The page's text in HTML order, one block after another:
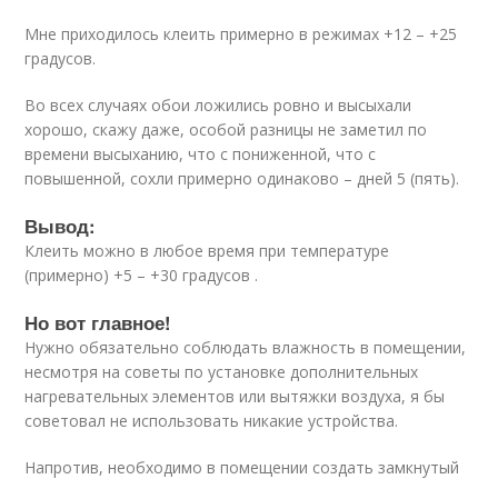
Мне приходилось клеить примерно в режимах +12 – +25
градусов.
Во всех случаях обои ложились ровно и высыхали
хорошо, скажу даже, особой разницы не заметил по
времени высыханию, что с пониженной, что с
повышенной, сохли примерно одинаково – дней 5 (пять).
Вывод:
Клеить можно в любое время при температуре
(примерно) +5 – +30 градусов .
Но вот главное!
Нужно обязательно соблюдать влажность в помещении,
несмотря на советы по установке дополнительных
нагревательных элементов или вытяжки воздуха, я бы
советовал не использовать никакие устройства.
Напротив, необходимо в помещении создать замкнутый